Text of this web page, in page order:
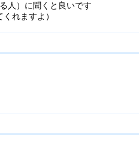
人）に聞くと良いです
れますよ）